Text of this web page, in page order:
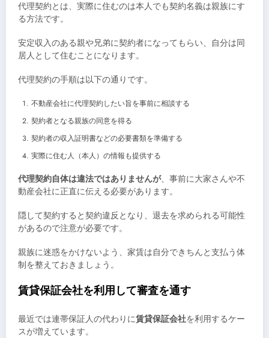
代理契約とは、実際に住むのは本人でも契約名義は親族にす
る方法です。
安定収入のある親や兄弟に契約者になってもらい、自分は同
居人として住むことになります。
代理契約の手順は以下の通りです。
不動産会社に代理契約したい旨を事前に相談する
契約者となる親族の同意を得る
契約者の収入証明書などの必要書類を準備する
実際に住む人（本人）の情報も提供する
代理契約自体は違法ではありませんが、事前に大家さんや不
動産会社に正直に伝える必要があります。
隠して契約すると契約違反となり、退去を求められる可能性
があるので注意が必要です。
親族に迷惑をかけないよう、家賃は自分できちんと支払う体
制を整えておきましょう。
賃貸保証会社を利用して審査を通す
最近では連帯保証人の代わりに賃貸保証会社を利用するケー
スが増えています。